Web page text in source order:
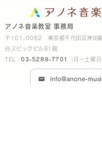
アノネ音楽教室 事務局
〒101-0062 東京都千代田区神田
台スピックビルB1階
TEL：03-5289-7701 （月～土曜
info@anone-